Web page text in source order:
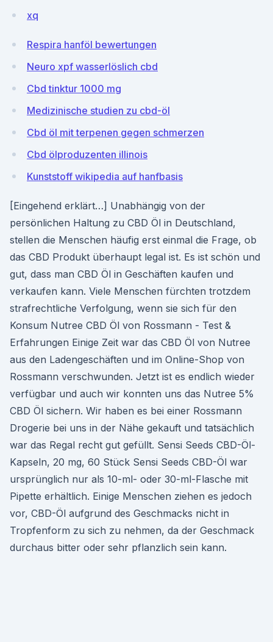
xq
Respira hanföl bewertungen
Neuro xpf wasserlöslich cbd
Cbd tinktur 1000 mg
Medizinische studien zu cbd-öl
Cbd öl mit terpenen gegen schmerzen
Cbd ölproduzenten illinois
Kunststoff wikipedia auf hanfbasis
[Eingehend erklärt…] Unabhängig von der
persönlichen Haltung zu CBD Öl in Deutschland,
stellen die Menschen häufig erst einmal die Frage, ob
das CBD Produkt überhaupt legal ist. Es ist schön und
gut, dass man CBD Öl in Geschäften kaufen und
verkaufen kann. Viele Menschen fürchten trotzdem
strafrechtliche Verfolgung, wenn sie sich für den
Konsum Nutree CBD Öl von Rossmann - Test &
Erfahrungen Einige Zeit war das CBD Öl von Nutree
aus den Ladengeschäften und im Online-Shop von
Rossmann verschwunden. Jetzt ist es endlich wieder
verfügbar und auch wir konnten uns das Nutree 5%
CBD Öl sichern. Wir haben es bei einer Rossmann
Drogerie bei uns in der Nähe gekauft und tatsächlich
war das Regal recht gut gefüllt. Sensi Seeds CBD-Öl-
Kapseln, 20 mg, 60 Stück Sensi Seeds CBD-Öl war
ursprünglich nur als 10-ml- oder 30-ml-Flasche mit
Pipette erhältlich. Einige Menschen ziehen es jedoch
vor, CBD-Öl aufgrund des Geschmacks nicht in
Tropfenform zu sich zu nehmen, da der Geschmack
durchaus bitter oder sehr pflanzlich sein kann.